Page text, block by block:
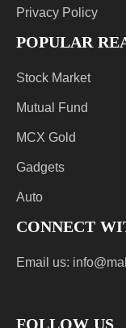
Privacy Policy
POPULAR
Stock Market
Mutual Fund
MCX Gold
Gadgets
Auto
CONNECT
Email us: